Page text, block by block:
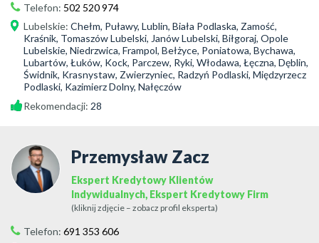
Telefon: 502 520 974
Lubelskie: Chełm, Puławy, Lublin, Biała Podlaska, Zamość,
Kraśnik, Tomaszów Lubelski, Janów Lubelski, Biłgoraj, Opole
Lubelskie, Niedrzwica, Frampol, Bełżyce, Poniatowa, Bychawa,
Lubartów, Łuków, Kock, Parczew, Ryki, Włodawa, Łęczna, Dęblin,
Świdnik, Krasnystaw, Zwierzyniec, Radzyń Podlaski, Międzyrzecz
Podlaski, Kazimierz Dolny, Nałęczów
Rekomendacji: 28
Przemysław Zacz
Ekspert Kredytowy Klientów
Indywidualnych, Ekspert Kredytowy Firm
(kliknij zdjęcie – zobacz profil eksperta)
Telefon: 691 353 606